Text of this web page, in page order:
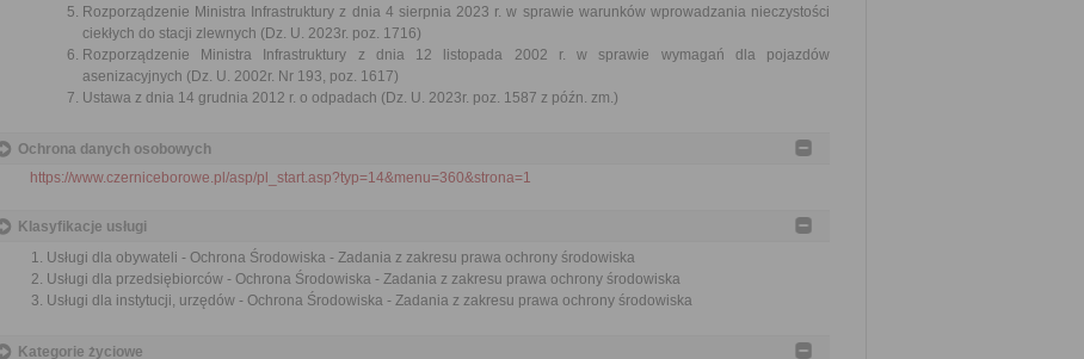
Rozporządzenie Ministra Infrastruktury z dnia 4 sierpnia 2023 r. w sprawie warunków wprowadzania nieczystości
ciekłych do stacji zlewnych (Dz. U. 2023r. poz. 1716)
Rozporządzenie Ministra Infrastruktury z dnia 12 listopada 2002 r. w sprawie wymagań dla pojazdów
asenizacyjnych (Dz. U. 2002r. Nr 193, poz. 1617)
Ustawa z dnia 14 grudnia 2012 r. o odpadach (Dz. U. 2023r. poz. 1587 z późn. zm.)
Ochrona danych osobowych
https://www.czerniceborowe.pl/asp/pl_start.asp?typ=14&menu=360&strona=1
Klasyfikacje usługi
Usługi dla obywateli - Ochrona Środowiska - Zadania z zakresu prawa ochrony środowiska
Usługi dla przedsiębiorców - Ochrona Środowiska - Zadania z zakresu prawa ochrony środowiska
Usługi dla instytucji, urzędów - Ochrona Środowiska - Zadania z zakresu prawa ochrony środowiska
Kategorie życiowe